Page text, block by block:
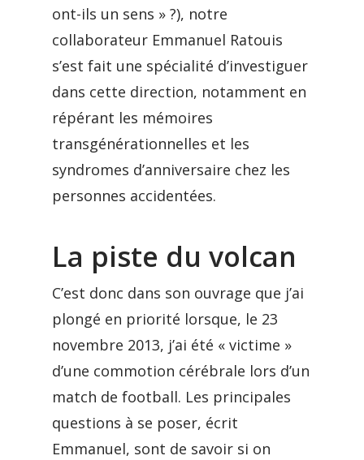
ont-ils un sens » ?), notre
collaborateur Emmanuel Ratouis
s’est fait une spécialité d’investiguer
dans cette direction, notamment en
répérant les mémoires
transgénérationnelles et les
syndromes d’anniversaire chez les
personnes accidentées.
La piste du volcan
C’est donc dans son ouvrage que j’ai
plongé en priorité lorsque, le 23
novembre 2013, j’ai été « victime »
d’une commotion cérébrale lors d’un
match de football. Les principales
questions à se poser, écrit
Emmanuel, sont de savoir si on